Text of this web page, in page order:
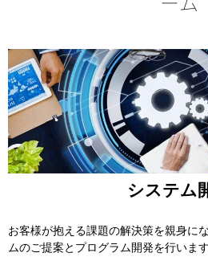
システム
お客様が抱える課題の解決策を親身に
ムのご提案とプログラム開発を行います